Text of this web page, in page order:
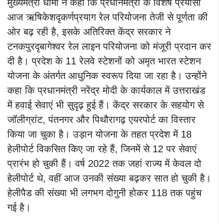
मुख्यमंत्री धामी ने कहा कि प्रधानमंत्री के विशेष प्रयासों
आज ऋषिकेशदृकर्णप्रयाग रेल परियोजना तेजी से पूर्णता की
ओर बढ़ रही है, इसके अतिरिक्त केंद्र सरकार ने
टनकपुरदृबागेश्वर रेल लाइन परियोजना को मंजूरी प्रदान कर
दी है। प्रदेश के 11 रेलवे स्टेशनों को अमृत भारत स्टेशन
योजना के अंतर्गत आधुनिक स्वरूप दिया जा रहा है। उन्होंने
कहा कि प्रधानमंत्री नरेंद्र मोदी के कार्यकाल में उत्तराखंड
में हवाई सेवाएं भी सुदृढ़ हुई हैं। केंद्र सरकार के सहयोग से
जॉलीग्रांट, पंतनगर और पिथौरागढ़ एयरपोर्ट का विस्तार
किया जा चुका है। उड़ान योजना के तहत प्रदेश में 18
हेलीपोर्ट विकसित किए जा रहे हैं, जिनमें से 12 पर सेवाएं
प्रारंभ हो चुकी हैं। वर्ष 2022 तक जहां राज्य में केवल दो
हेलीपोर्ट थे, वहीं आज उनकी संख्या बढ़कर सात हो चुकी है।
हेलीपैड की संख्या भी लगभग दोगुनी होकर 118 तक पहुंच
गई है।